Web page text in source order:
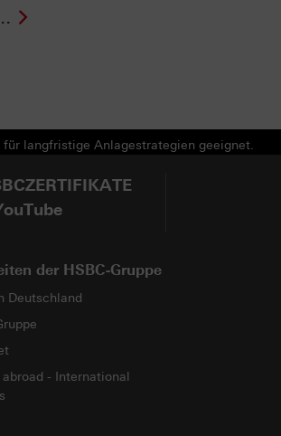
langfristige Anlagestrategien geeignet.
der HSBC-Gruppe
Deutschland
- International